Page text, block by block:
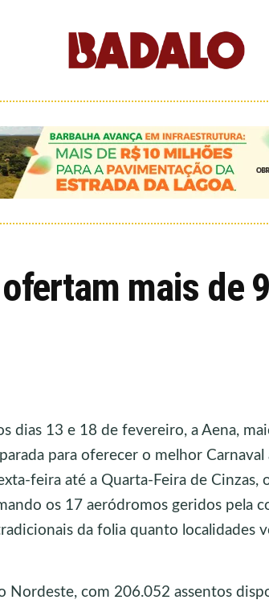
mais de
dias 13 e 18 de fevereiro, a Aena,
para oferecer o melhor Carnaval
feira até a Quarta-Feira de Cinzas,
os 17 aeródromos geridos pela
da folia quanto localidades
com 206.052 assentos